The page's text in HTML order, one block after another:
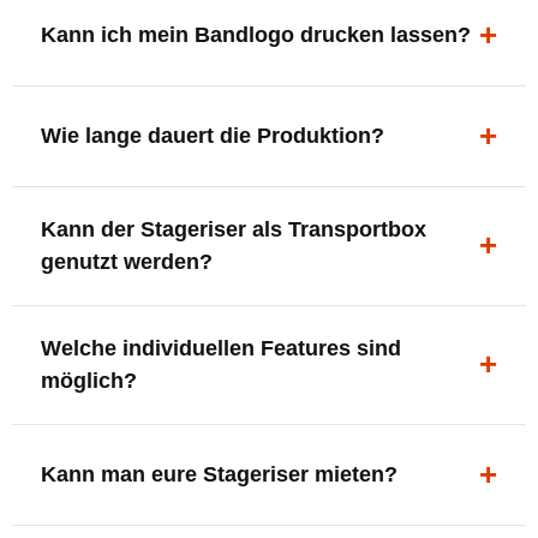
ergonomisch, sicher und gut sichtbar.
Kann ich mein Bandlogo drucken lassen?
deine Bühne, deine Marke.
Wie lange dauert die Produktion?
innerhalb Deutschlands kostenfrei.
Kann der Stageriser als Transportbox
genutzt werden?
oder Zubehör nutzen.
Welche individuellen Features sind
möglich?
XLR-Brücke / Schnittstelle
Setlist-Clip
Kann man eure Stageriser mieten?